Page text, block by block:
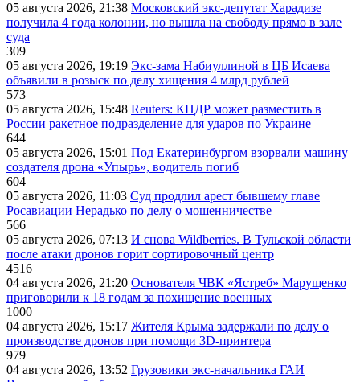
05 августа 2026, 21:38 Московский экс-депутат Харадизе
получила 4 года колонии, но вышла на свободу прямо в зале
суда
309
05 августа 2026, 19:19 Экс-зама Набиуллиной в ЦБ Исаева
объявили в розыск по делу хищения 4 млрд рублей
573
05 августа 2026, 15:48 Reuters: КНДР может разместить в
России ракетное подразделение для ударов по Украине
644
05 августа 2026, 15:01 Под Екатеринбургом взорвали машину
создателя дрона «Упырь», водитель погиб
604
05 августа 2026, 11:03 Суд продлил арест бывшему главе
Росавиации Нерадько по делу о мошенничестве
566
05 августа 2026, 07:13 И снова Wildberries. В Тульской области
после атаки дронов горит сортировочный центр
4516
04 августа 2026, 21:20 Основателя ЧВК «Ястреб» Марущенко
приговорили к 18 годам за похищение военных
1000
04 августа 2026, 15:17 Жителя Крыма задержали по делу о
производстве дронов при помощи 3D‑принтера
979
04 августа 2026, 13:52 Грузовики экс-начальника ГАИ